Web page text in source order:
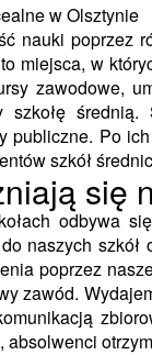
w Olsztynie
nauki poprzez
miejsca, w
zawodowe,
szkołę
publiczne. Po
szkół
się
odbywa
naszych
poprzez
zawód.